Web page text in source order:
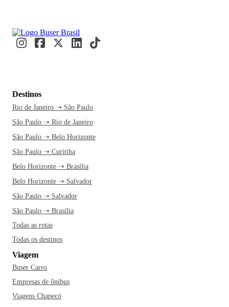
Destinos
Rio de Janeiro ➝ São Paulo
São Paulo ➝ Rio de Janeiro
São Paulo ➝ Belo Horizonte
São Paulo ➝ Curitiba
Belo Horizonte ➝ Brasília
Belo Horizonte ➝ Salvador
São Paulo ➝ Salvador
São Paulo ➝ Brasília
Todas as rotas
Todas os destinos
Viagem
Buser Carro
Empresas de ônibus
Viagens Chapecó